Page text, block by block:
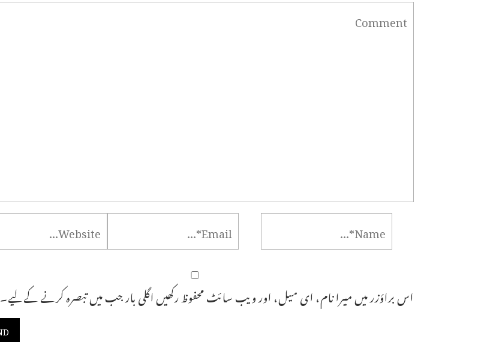
اس براؤزر میں میرا نام، ای میل، اور ویب سائٹ محفوظ رکھیں اگلی بار جب میں تبصرہ کرنے کےلیے۔